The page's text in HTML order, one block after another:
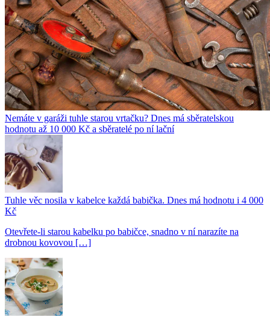
Nemáte v garáži tuhle starou vrtačku? Dnes má sběratelskou
hodnotu až 10 000 Kč a sběratelé po ní lační
Tuhle věc nosila v kabelce každá babička. Dnes má hodnotu i 4 000
Kč
Otevřete-li starou kabelku po babičce, snadno v ní narazíte na
drobnou kovovou […]